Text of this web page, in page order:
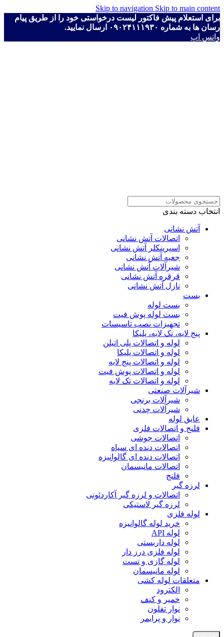
Skip to navigation Skip to main content
برای استعلام پیش فاکتور لیست درخواستی خود را از طریق پیام
رسان ها به شماره ۰۹۰۲۴۱۱۱۹۳۰ ارسال نمایید.
واتس اپ
انتخاب دسته بندی
آتش نشانی
اتصالات آتش نشانی
اسپرینکلر آتش نشانی
جعبه آتش نشانی
شیرآلات آتش نشانی
قرقره آتش نشانی
نازل آتش نشانی
بست
بست لوله
بست لوله پوش فیت
تجهیزات نصب تاسیسات
پنج لایه، تک لایه، پلیکا
لوله و اتصالات پلی اتیلن
لوله و اتصالات پلیکا
لوله و اتصالات پنج لایه
لوله و اتصالات پوش فیت
لوله و اتصالات تک لایه
شیرآلات صنعتی
شیرآلات برنجی
شیرآلات چدنی
عایق لوله
فلنج و اتصالات فلزی
اتصالات جوشی
اتصالات دنده ای سیاه
اتصالات دنده ای گالوانیزه
اتصالات مانیسمان
فلنج
لرزه گیر
اتصالات و لرزه گیر آکاردئونی
لرزه گیر لاستیکی
لوله فلزی
خرید لوله گالوانیزه
لوله API
لوله داربستی
لوله فلزی درز دار
لوله گازی و تست
لوله مانیسمان
متعلقات لوله کشی
الکترود
خمیر و کنف
نوار تفلون
نوار و پرایمر